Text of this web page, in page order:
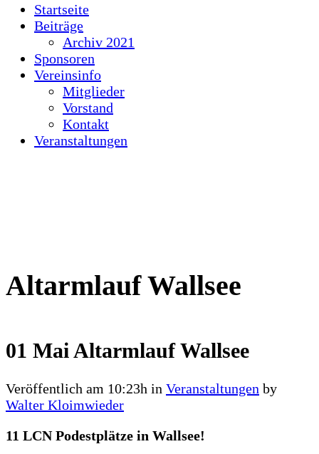
Startseite
Beiträge
Archiv 2021
Sponsoren
Vereinsinfo
Mitglieder
Vorstand
Kontakt
Veranstaltungen
Altarmlauf Wallsee
01 Mai Altarmlauf Wallsee
Veröffentlich am 10:23h in Veranstaltungen by
Walter Kloimwieder
11 LCN Podestplätze in Wallsee!